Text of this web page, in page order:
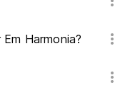
Harmonia?